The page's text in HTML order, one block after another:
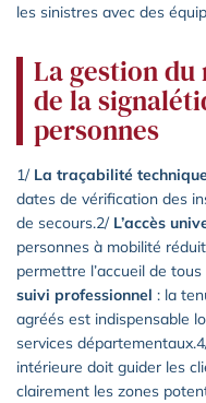
les sinistres avec des
La gestion
de la
personnes
1/ La traçabilité technique
dates de vérification des
de secours.2/ L’accès
personnes à mobilité
permettre l’accueil de
suivi professionnel : la
agréés est indispensable
services
intérieure doit guider les
clairement les zones